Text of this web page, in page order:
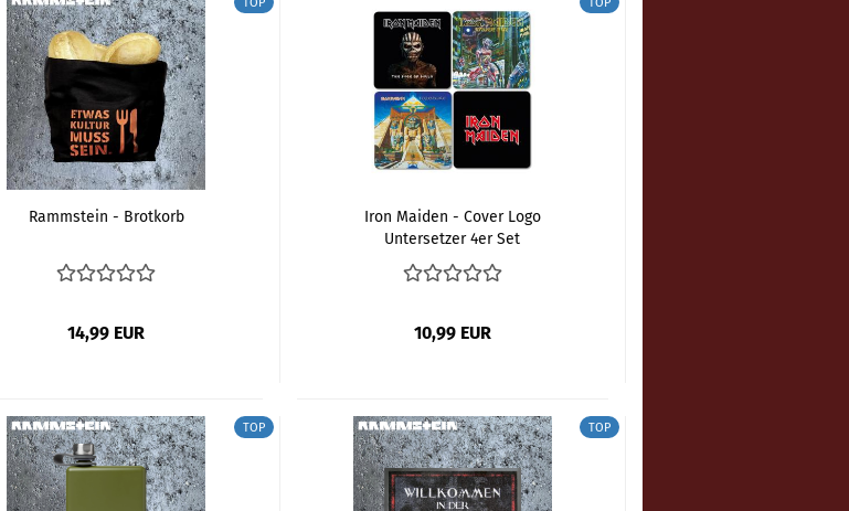
TOP
Rammstein - Brotkorb
14,99 EUR
TOP
Iron Maiden - Cover Logo
Untersetzer 4er Set
10,99 EUR
TOP TOP